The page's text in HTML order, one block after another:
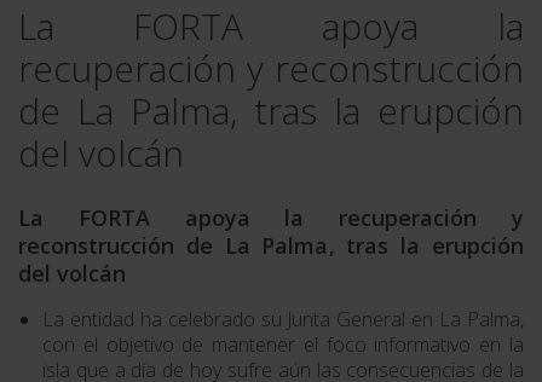
La FORTA apoya la
recuperación y reconstrucción
de La Palma, tras la erupción
del volcán
La FORTA apoya la recuperación y
reconstrucción de La Palma, tras la erupción
del volcán
La entidad ha celebrado su Junta General en La Palma,
con el objetivo de mantener el foco informativo en la
isla que a día de hoy sufre aún las consecuencias de la